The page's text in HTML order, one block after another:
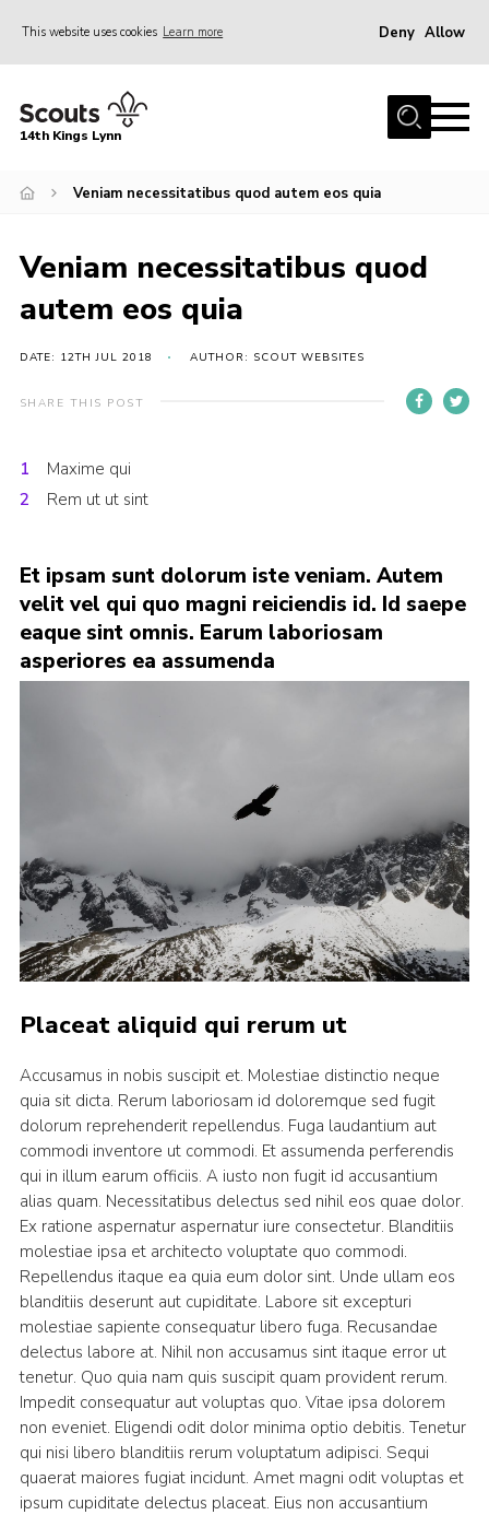
This website uses cookies Learn more Deny Allow
Home
Join
Events
Gallery
Contact
Hall Bookings
Useful Resources
14th Kings Lynn
Veniam necessitatibus quod autem eos quia
Veniam necessitatibus quod
autem eos quia
DATE: 12TH JUL 2018 AUTHOR: SCOUT WEBSITES
SHARE THIS POST
Maxime qui
Rem ut ut sint
Et ipsam sunt dolorum iste veniam. Autem
velit vel qui quo magni reiciendis id. Id saepe
eaque sint omnis. Earum laboriosam
asperiores ea assumenda
Placeat aliquid qui rerum ut
Accusamus in nobis suscipit et. Molestiae distinctio neque
quia sit dicta. Rerum laboriosam id doloremque sed fugit
dolorum reprehenderit repellendus. Fuga laudantium aut
commodi inventore ut commodi. Et assumenda perferendis
qui in illum earum officiis. A iusto non fugit id accusantium
alias quam. Necessitatibus delectus sed nihil eos quae dolor.
Ex ratione aspernatur aspernatur iure consectetur. Blanditiis
molestiae ipsa et architecto voluptate quo commodi.
Repellendus itaque ea quia eum dolor sint. Unde ullam eos
blanditiis deserunt aut cupiditate. Labore sit excepturi
molestiae sapiente consequatur libero fuga. Recusandae
delectus labore at. Nihil non accusamus sint itaque error ut
tenetur. Quo quia nam quis suscipit quam provident rerum.
Impedit consequatur aut voluptas quo. Vitae ipsa dolorem
non eveniet. Eligendi odit dolor minima optio debitis. Tenetur
qui nisi libero blanditiis rerum voluptatum adipisci. Sequi
quaerat maiores fugiat incidunt. Amet magni odit voluptas et
ipsum cupiditate delectus placeat. Eius non accusantium